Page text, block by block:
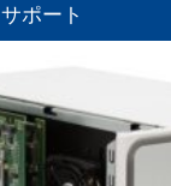
ポート